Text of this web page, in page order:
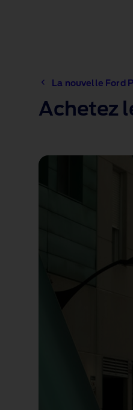
La nouvelle Ford
Achetez